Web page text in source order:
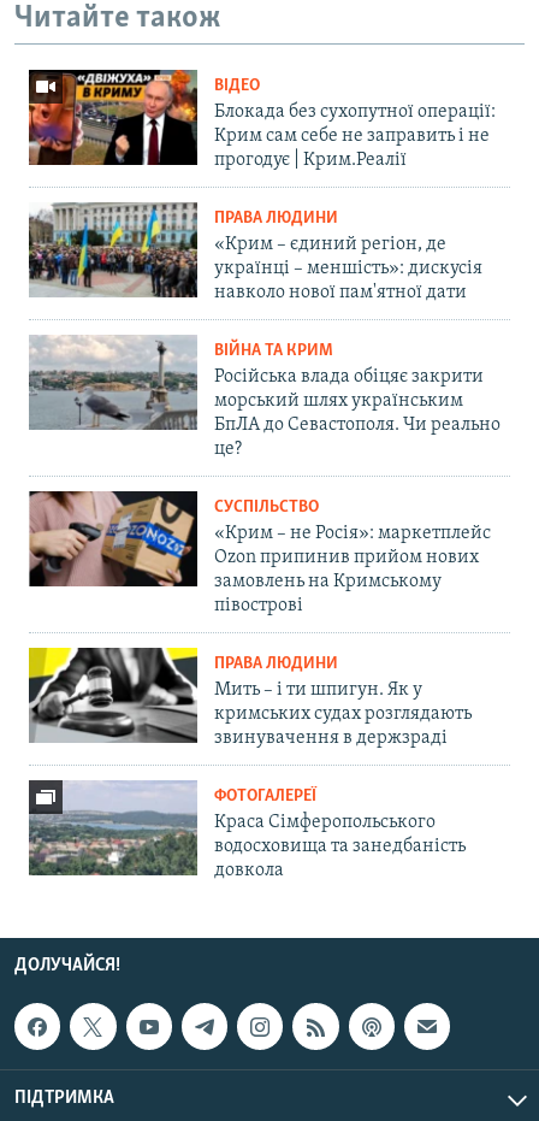
l
i
Читайте також
ВІДЕО
Блокада без сухопутної операції:
Крим сам себе не заправить і не
прогодує | Крим.Реалії
ПРАВА ЛЮДИНИ
«Крим – єдиний регіон, де
українці – меншість»: дискусія
навколо нової пам'ятної дати
ВІЙНА ТА КРИМ
Російська влада обіцяє закрити
морський шлях українським
БпЛА до Севастополя. Чи реально
це?
СУСПІЛЬСТВО
«Крим – не Росія»: маркетплейс
Ozon припинив прийом нових
замовлень на Кримському
півострові
ПРАВА ЛЮДИНИ
Мить – і ти шпигун. Як у
кримських судах розглядають
звинувачення в держзраді
ФОТОГАЛЕРЕЇ
Краса Сімферопольського
водосховища та занедбаність
довкола
ДОЛУЧАЙСЯ!
ПІДТРИМКА